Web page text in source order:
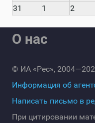
31
1 2
О нас
© ИА «Рес»,
Информация об
Написать письмо в
При цитировании